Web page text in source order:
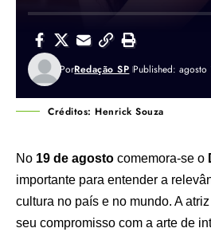
PorRedação SP Published:
Créditos: Henrick Souza
No 19 de agosto comemora-se o
importante para entender a
cultura no país e no mundo. A atriz
seu compromisso com a arte de